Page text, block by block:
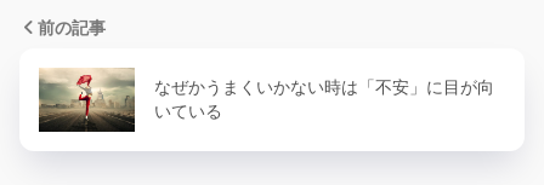
前の記事
なぜかうまくいかない時は「不安」に目が向
いている